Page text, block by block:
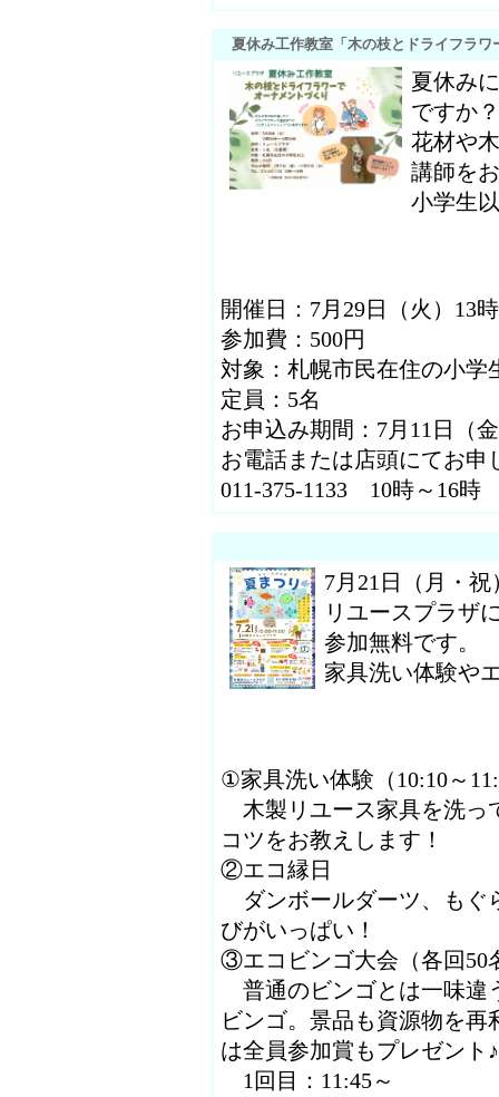
夏休み工作教室「木の枝とドライフラ
夏休み
ですか？
花材や
講師を
小学生
開催日：7月29日（火）13
参加費：500円
対象：札幌市民在住の小学
定員：5名
お申込み期間：7月11日（
お電話または店頭にてお申
011-375-1133 10時～16
7月21日（月・祝
リユースプラザ
参加無料です。
家具洗い体験や
①家具洗い体験（10:10～
木製リユース家具を洗っ
コツをお教えします！
②エコ縁日
ダンボールダーツ、もぐ
びがいっぱい！
③エコビンゴ大会（各回50
普通のビンゴとは一味違
ビンゴ。景品も資源物を
は全員参加賞もプレゼント♪
1回目：11:45～